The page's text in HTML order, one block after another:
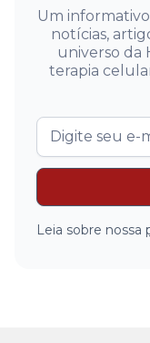
Um
notícias,
universo da
terapia
Leia sobre nossa